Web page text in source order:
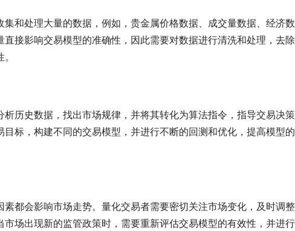
和处理大量的数据，例如，贵金属价格数据、成交量数据、经济数
接影响交易模型的准确性，因此需要对数据进行清洗和处理，去
历史数据，找出市场规律，并将其转化为算法指令，指导交易决策
标，构建不同的交易模型，并进行不断的回测和优化，提高模型
都会影响市场走势。量化交易者需要密切关注市场变化，及时调
场出现新的监管政策时，需要重新评估交易模型的有效性，并进